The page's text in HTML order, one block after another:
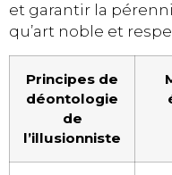
et garantir la
qu’art noble et
Principes de
déontologie
de
l’illusionniste